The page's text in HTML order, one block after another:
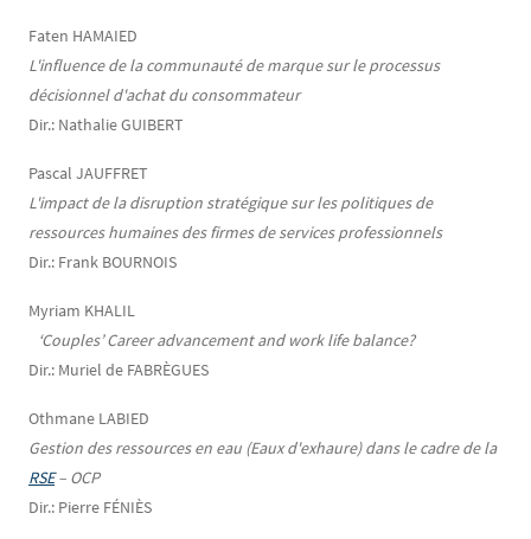
Faten HAMAIED
L'influence de la communauté de marque sur le processus
décisionnel d'achat du consommateur
Dir.: Nathalie GUIBERT
Pascal JAUFFRET
L'impact de la disruption stratégique sur les politiques de
ressources humaines des firmes de services professionnels
Dir.: Frank BOURNOIS
Myriam KHALIL
‘Couples’ Career advancement and work life balance?
Dir.: Muriel de FABRÈGUES
Othmane LABIED
Gestion des ressources en eau (Eaux d'exhaure) dans le cadre de la
RSE– OCP
Dir.: Pierre FÉNIÈS